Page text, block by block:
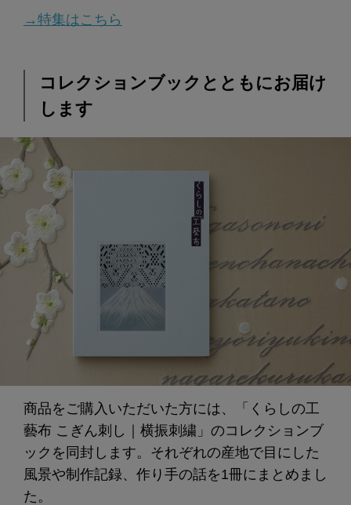
→特集はこちら
コレクションブックとともにお届け
します
商品をご購入いただいた方には、「くらしの工
藝布 こぎん刺し｜横振刺繍」のコレクションブ
ックを同封します。それぞれの産地で目にした
風景や制作記録、作り手の話を1冊にまとめまし
た。